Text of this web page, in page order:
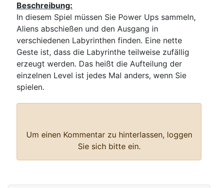
Beschreibung:
In diesem Spiel müssen Sie Power Ups sammeln,
Aliens abschießen und den Ausgang in
verschiedenen Labyrinthen finden. Eine nette
Geste ist, dass die Labyrinthe teilweise zufällig
erzeugt werden. Das heißt die Aufteilung der
einzelnen Level ist jedes Mal anders, wenn Sie
spielen.
Um einen Kommentar zu hinterlassen, loggen
Sie sich bitte ein.